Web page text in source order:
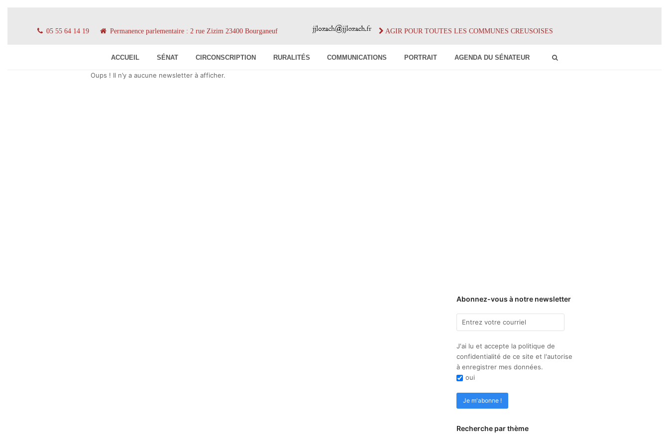
05 55 64 14 19 Permanence parlementaire : 2 rue Zizim 23400 Bourganeuf AGIR POUR TOUTES LES COMMUNES CREUSOISES
ACCUEIL SÉNAT CIRCONSCRIPTION RURALITÉS COMMUNICATIONS PORTRAIT AGENDA DU SÉNATEUR
Oups ! Il n’y a aucune newsletter à afficher.
Abonnez-vous à notre newsletter
J'ai lu et accepte la politique de
confidentialité de ce site et l'autorise
à enregistrer mes données.
oui
Recherche par thème